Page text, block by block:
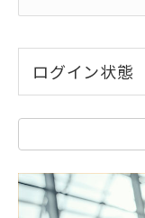
ログイン状態